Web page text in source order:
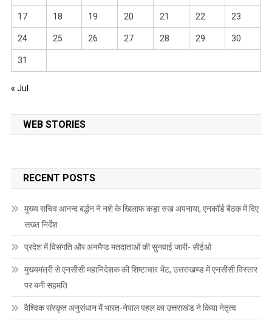
17 18 19 20 21 22 23
24 25 26 27 28 29 30
31
« Jul
WEB STORIES
RECENT POSTS
मुख्य सचिव आनन्द बर्द्धन ने नशे के खिलाफ कड़ा रुख अपनाया, एनकॉर्ड बैठक में दिए
सख्त निर्देश
प्रदेश में विसंगति और अनमैप्ड मतदाताओं की सुनवाई जारी- सीईओ
मुख्यमंत्री से एनसीसी महानिदेशक की शिष्टाचार भेंट, उत्तराखण्ड में एनसीसी विस्तार
पर बनी सहमति
वैश्विक संस्कृत अनुसंधान में भारत-नेपाल पहल का उत्तराखंड ने किया नेतृत्व